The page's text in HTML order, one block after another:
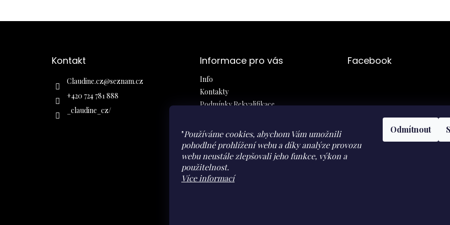
"Používáme cookies, abychom Vám umožnili
pohodlné prohlížení webu a díky analýze provozu
webu neustále zlepšovali jeho funkce, výkon a
použitelnost.
Více informací
Odmítnout
Kontakt
Claudine.cz@seznam.cz
+420 724 781 888
_claudine_cz/
Informace pro vás
Info
Kontakty
Podmínky Rekvalifikace
Ochrana osobních údajů
Moje objednávka
Facebook